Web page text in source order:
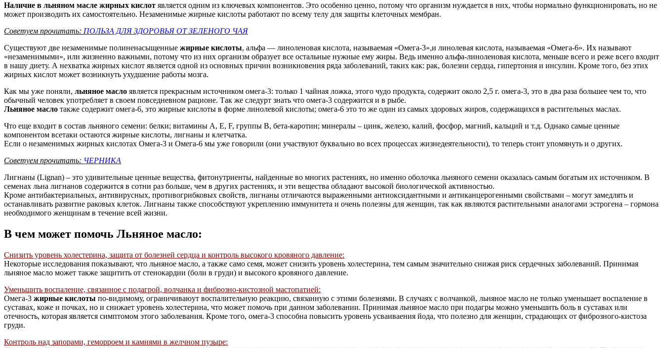
Наличие в льняном масле жирных кислот является одним из ключевых компонентов. Это особенно ценно, потому что организм нуждается в них, чтобы нормально функционировать, но не
может производить их самостоятельно. Незаменимые жирные кислоты работают по всему телу для защиты клеточных мембран.
Советуем прочитать: ПОЛЬЗА ДЛЯ ЗДОРОВЬЯ ОТ ЗЕЛЕНОГО ЧАЯ
Существуют две незаменимые полиненасыщенные жирные кислоты, альфа — линоленовая кислота, называемая «Омега-3»,и линолевая кислота, называемая «Омега-6». Их называют
«незаменимыми», или жизненно важными, потому что из них организм образует все остальные нужные ему жиры. Ведь именно альфа-линоленовая кислота, меньше всего и реже всего входит
в нашу диету. А нехватка жирных кислот является одной из основных причин возникновения ряда заболеваний, таких как: рак, болезни сердца, гипертония и инсулин. Кроме того, без этих
жирных кислот может возникнуть ухудшение работы мозга.
Как мы уже поняли, льняное масло является прекрасным источником омега-3: только 1 чайная ложка, этого чудо продукта, содержит около 2,5 г. омега-3, это в два раза большее чем то, что
обычный человек употребляет в своем повседневном рационе. Так же следурт знать что омега-3 содержится и в рыбе.
Льняное масло также содержит омега-6, это жирные кислоты в форме линолевой кислоты; омега-6 это то же один из самых здоровых жиров, содержащихся в растительных маслах.
Что еще входит в состав льняного семени: белки; витамины А, Е, F, группы В, бета-каротин; минералы – цинк, железо, калий, фосфор, магний, кальций и т.д. Однако самые ценные
компонентом всетаки остаются жирные кислоты, лигнаны и клетчатка.
Если о незаменимых жирных кислотах Омега-3 и Омега-6 мы уже говорили (они участвуют буквально во всех процессах жизнедеятельности), то теперь стоит упомянуть и о других.
Советуем прочитать: ЧЕРНИКА
Лигнаны (Lignan) – это удивительные ценные вещества, фитонутриенты, найденные во многих растениях, но именно оболочка льняного семени оказалась самым богатым их источником. В
семенах льна лигнанов содержится в сотни раз больше, чем в других растениях, и эти вещества обладают высокой биологической активностью.
Кроме антибактериальных, антивирусных, противогрибковых свойств, лигнаны отличаются выраженными антиоксидантными и антиканцерогенными свойствами – могут замедлять и
останавливать развитие раковых клеток. Лигнаны также способствуют укреплению иммунитета и очень полезны для женщин, так как являются растительными аналогами эстрогена – гормона
необходимого женщинам в течение всей жизни.
В чем может помочь Льняное масло:
Снизить уровень холестерина, защита от болезней сердца и контроль высокого кровяного давление:
Некоторые исследования показывают, что льняное масло, а также само семя, может снизить уровень холестерина, тем самым значительно снижая риск сердечных заболеваний. Принимая
льняное масло может также защитить от стенокардии (боли в груди) и высокого кровяного давление.
Уменьшить воспаление, связанное с подагрой, волчанка и фиброзно-кистозной мастопатией:
Омега-3 жирные кислоты по-видимому, ограничиваюут воспалительную реакцию, связанную с этими болезнями. В случаях с волчанкой, льняное масло не только уменьшает воспаление в
суставах, коже и почках, но и снижает уровень холестерина, что может помочь при данном заболевании. Принимая льняное масло при подагры можно уменьшить боль в суставах или
отечность, которая является симптомом этого заболевания. Кроме того, омега-3 способна повысить уровень усваиваения йода, что полезно для женщин, страдающих от фиброзного-кистоза
груди.
Контроль над запорами, геморроем и камнями в желчном пузыре: